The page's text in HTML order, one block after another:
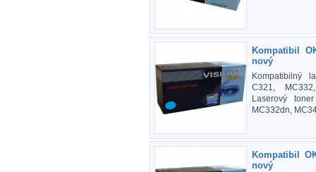
Kompatibil
nový
Kompatibilný
C321,
Laserový
MC332dn,
Kompatibil
nový